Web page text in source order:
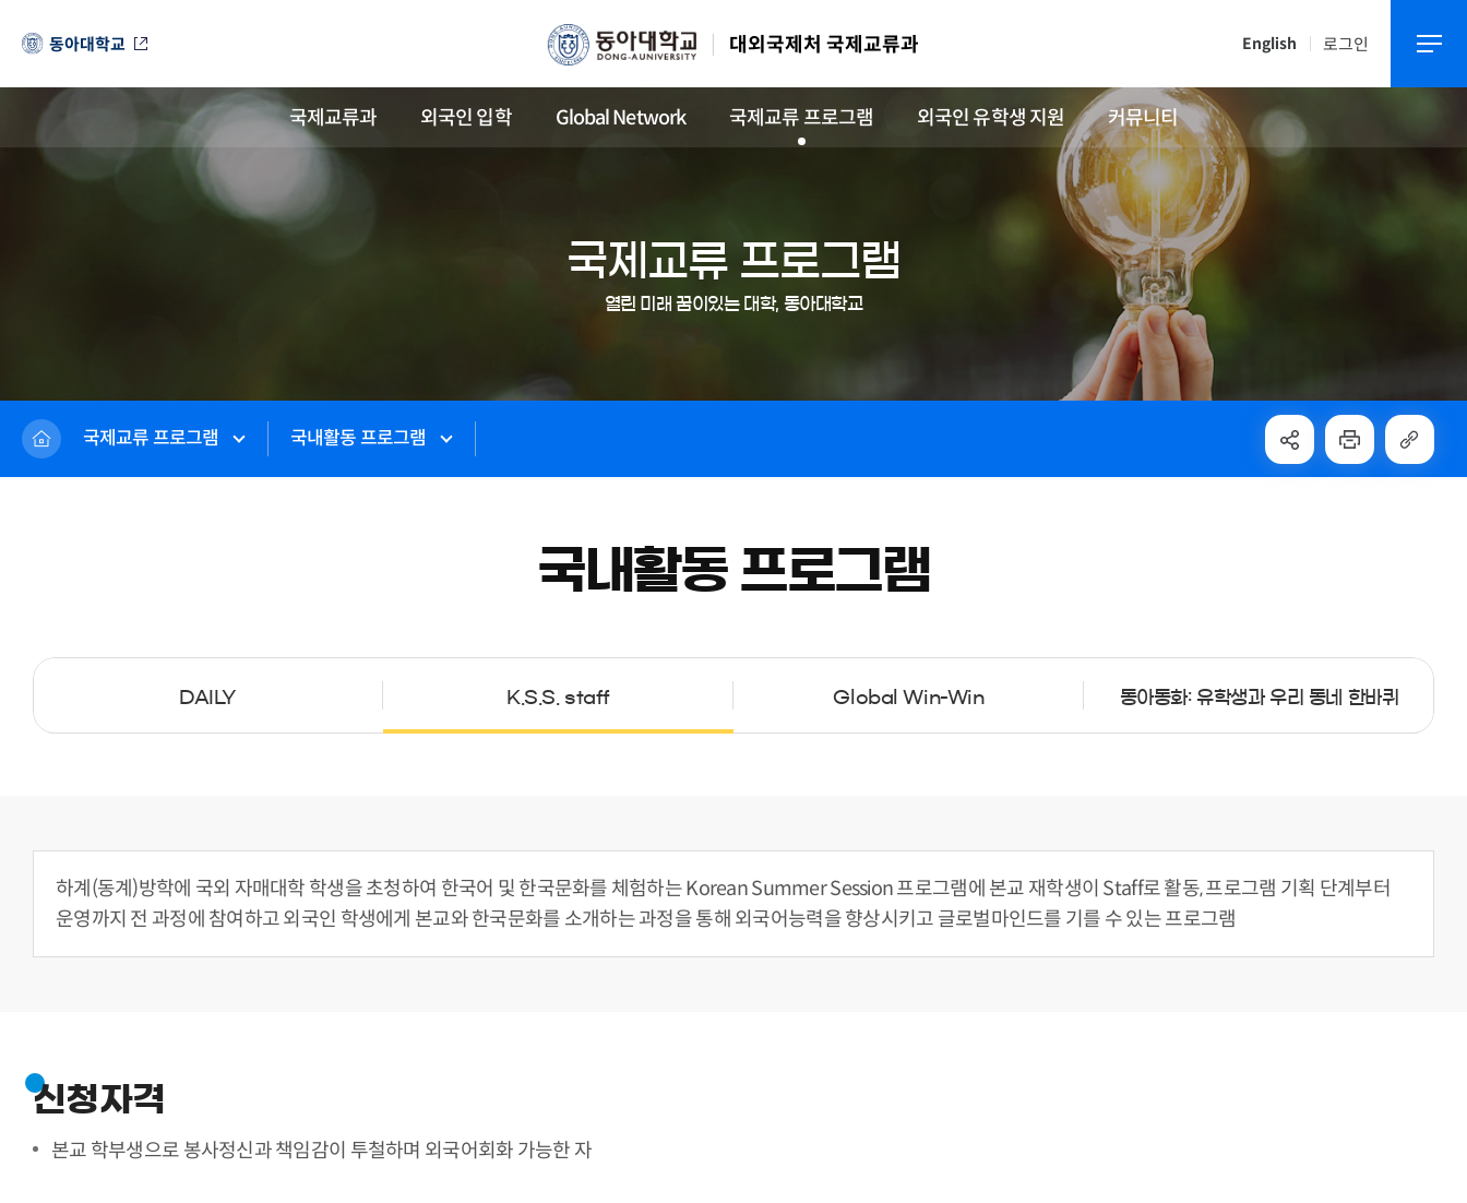
동아대학교 English 로그인
대외국제처 국제교류과
국제교류과 외국인 입학 Global Network 국제교류 프로그램 외국인 유학생 지원 커뮤니티
국제교류 프로그램
열린 미래 꿈이있는 대학, 동아대학교
국제교류 프로그램 국내활동 프로그램
국내활동 프로그램
DAILY K.S.S. staff Global Win-Win 동아동화: 유학생과 우리 동네 한바퀴
하계(동계)방학에 국외 자매대학 학생을 초청하여 한국어 및 한국문화를 체험하는 Korean Summer Session 프로그램에 본교 재학생이 Staff로 활동, 프로그램 기획 단계부터
운영까지 전 과정에 참여하고 외국인 학생에게 본교와 한국문화를 소개하는 과정을 통해 외국어능력을 향상시키고 글로벌마인드를 기를 수 있는 프로그램
신청자격
본교 학부생으로 봉사정신과 책임감이 투철하며 외국어회화 가능한 자